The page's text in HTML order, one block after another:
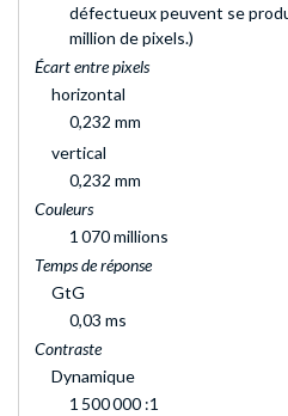
défectueux peuvent se
million de pixels.)
Écart entre pixels
horizontal
0,232 mm
vertical
0,232 mm
Couleurs
1 070 millions
Temps de réponse
GtG
0,03 ms
Contraste
Dynamique
1 500 000 :1